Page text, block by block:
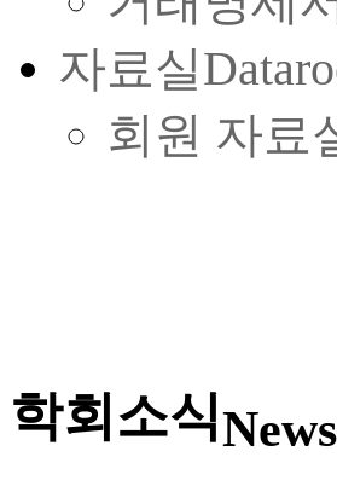
자료실
회원 자료
학회소식News